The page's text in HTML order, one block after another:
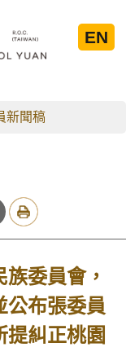
EN
新聞稿
委員會，
公布張委員
提糾正桃園